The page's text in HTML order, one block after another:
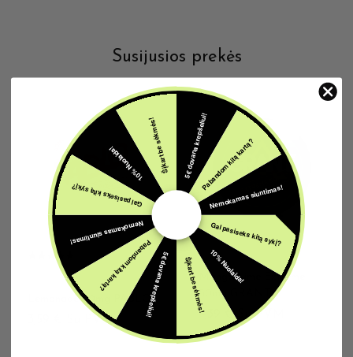
Susijusios prekės
IŠPARDUOTA
Lemonade 50mg PABLO
Su PVM
IŠPARDUOTA
SNUSAI
Mango Lime Extreme
50mg GRANT
4,39 € Su PVM
5€ dovana krepšeliui!Pabandom kitą kartą?
Nemokamas siuntimas!
Gal pasiseks kitą sykį?
10% Nuolaida!
Šįkart be sėkmės!
5€ dovana krepšeliui!
Pabandom kitą kartą?
Nemokamas siuntimas!
Gal pasiseks kitą sykį?
10% Nuolaida!Šįkart be sėkmės!